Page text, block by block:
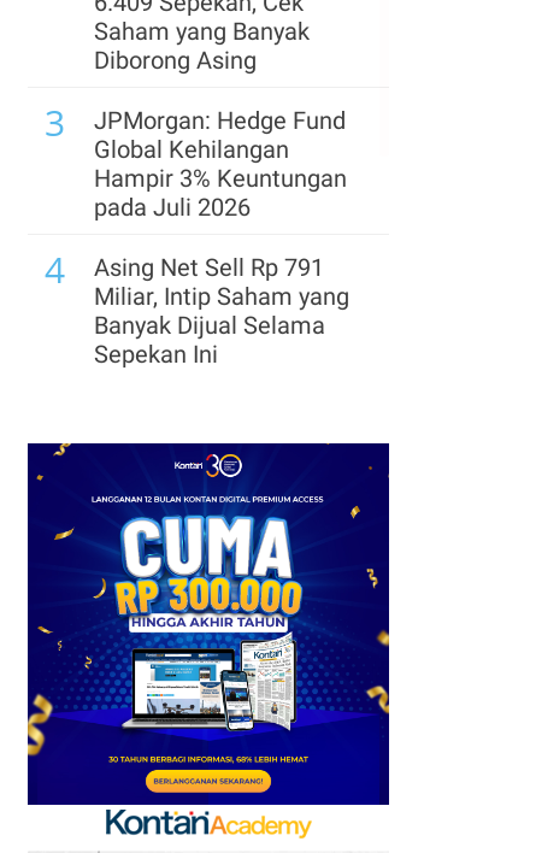
Saham yang Banyak
Diborong Asing
3
JPMorgan: Hedge Fund
Global Kehilangan
Hampir 3% Keuntungan
pada Juli 2026
4
Asing Net Sell Rp 791
Miliar, Intip Saham yang
Banyak Dijual Selama
Sepekan Ini
Melonjak, Cermati
Rekomendasi Saham
TKIM dan INKP
Kinerja Siloam Moncer di
Semester I-2026, Cek
Prospek dan
Rekomendasi Saham
SILO